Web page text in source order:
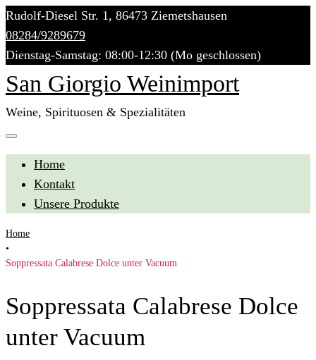
Skip
to
content
Rudolf-Diesel Str. 1, 86473 Ziemetshausen
08284/9289679
Dienstag-Samstag: 08:00-12:30 (Mo geschlossen)
San Giorgio Weinimport
Weine, Spirituosen & Spezialitäten
Home
Kontakt
Unsere Produkte
Home
•
Soppressata Calabrese Dolce unter Vacuum
Soppressata Calabrese Dolce
unter Vacuum